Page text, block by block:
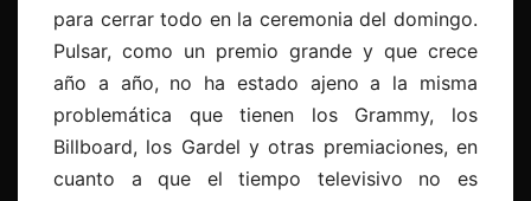
para cerrar todo en la ceremonia del domingo.
Pulsar, como un premio grande y que crece
año a año, no ha estado ajeno a la misma
problemática que tienen los Grammy, los
Billboard, los Gardel y otras premiaciones, en
cuanto a que el tiempo televisivo no es